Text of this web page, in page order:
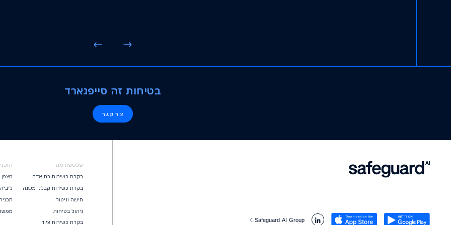
בטיחות זה סייפגארד
צור קשר
Safeguard AI Group
פלטפורמה
בקרת כשירות כח אדם
בקרת כשירות קבלני משנה
חישה וניטור
ניהול בטיחות
בקרת כשירות ציוד
מצפן
ליב״ה